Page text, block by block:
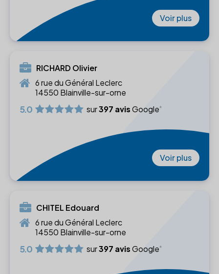
Voir plus
RICHARD Olivier
6 rue du Général Leclerc
14550 Blainville-sur-orne
5.0 sur397 avisGoogle
Voir plus
CHITEL Edouard
6 rue du Général Leclerc
14550 Blainville-sur-orne
5.0 sur397 avisGoogle